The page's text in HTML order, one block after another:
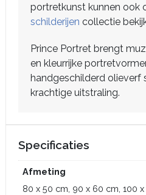
portretkunst kunnen ook
schilderijen collectie
Prince Portret brengt
en kleurrijke
handgeschilderd olieverf
krachtige uitstraling.
Specificaties
Afmeting
80 x 50 cm, 90 x 60 cm, 100